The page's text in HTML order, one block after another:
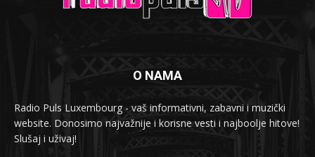
O NAMA
Radio Puls Luxembourg - vaš informativni, zabavni i muzički
website. Donosimo najvažnije i korisne vesti i najboolje hitove!
Slušaj i uživaj!